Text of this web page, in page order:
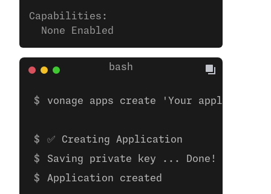
Capabilities:
  None Enabled
vonage apps create 'Your application'
✅ Creating Application
Saving private key ... Done!
Application created